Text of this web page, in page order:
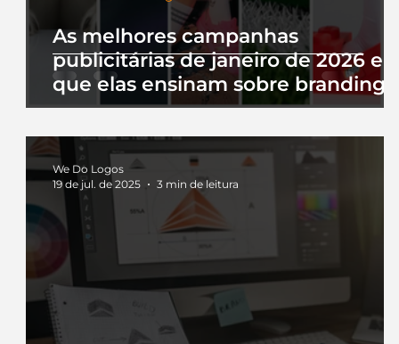
As melhores campanhas
publicitárias de janeiro de 2026 e
que elas ensinam sobre branding
We Do Logos
19 de jul. de 2025
3 min de leitura